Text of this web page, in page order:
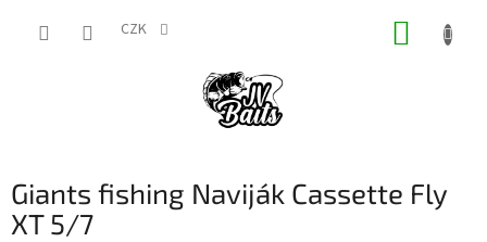
CZK
Giants fishing Naviják Cassette Fly
XT 5/7